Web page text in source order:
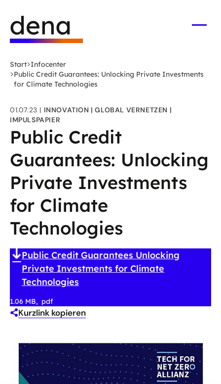
Hauptinhalt
springen
Deutsche
Energie-
Agentur
-
zur
Start Infocenter
Public Credit Guarantees: Unlocking Private Investments
for Climate Technologies
01.07.23 INNOVATION
GLOBAL VERNETZEN
IMPULSPAPIER
Public Credit
Guarantees: Unlocking
Private Investments
for Climate
Technologies
Public Credit Guarantees Unlocking
Private Investments for Climate
Technologies
1.06 MB pdf
Kurzlink kopieren